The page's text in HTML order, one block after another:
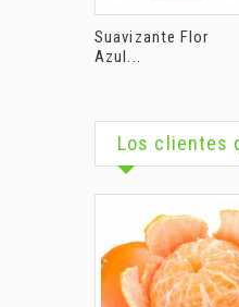
Suavizante Flor
Azul...
Los clientes